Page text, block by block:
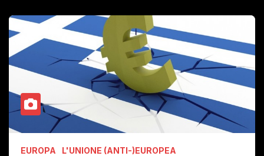
EUROPA
L'UNIONE (ANTI-)EUROPEA